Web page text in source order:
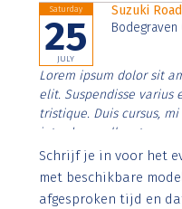
Saturday
25
JULY
Suzuki
Bodegraven
Lorem ipsum dolor sit
elit. Suspendisse varius
tristique. Duis cursus,
interdum nulla, ut
Aenean faucibus nibh
imperdiet. Nunc ut sem
Schrijf je in voor het
met beschikbare
afgesproken tijd en